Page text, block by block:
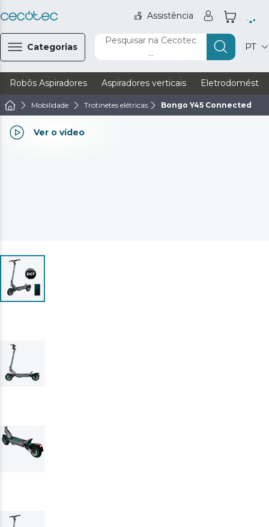
Assistência
Categorias
Pesquisar na Cecotec
...
PT
Robôs Aspiradores Aspiradores verticais
Mobilidade Trotinetes elétricas Bongo Y45 Connected
Ver o vídeo